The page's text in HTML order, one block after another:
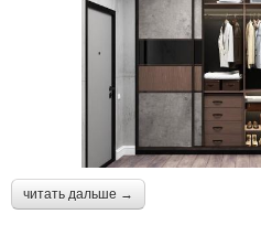
читать дальше →